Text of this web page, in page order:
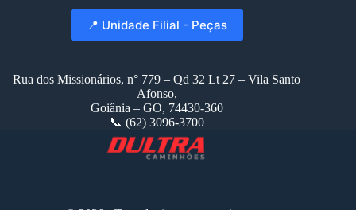
📍 Unidade Filial - Peças
Rua dos Missionários, n° 779 – Qd 32 Lt 27 – Vila Santo
Afonso,
Goiânia – GO, 74430-360
📞 (62) 3096-3700